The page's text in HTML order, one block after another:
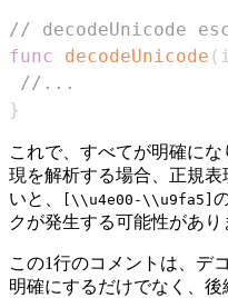
// decodeUnicode
func
decodeUnicode (
//...
}
これで、すべてが明確に
現を解析する場合、正規
いと、
[\\u4e00-\\u9fa5]
クが発生する可能性があり
この1行のコメントは、デ
明確にするだけでなく、